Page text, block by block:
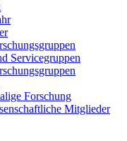
Servicegruppen
Forschung
Mitglieder